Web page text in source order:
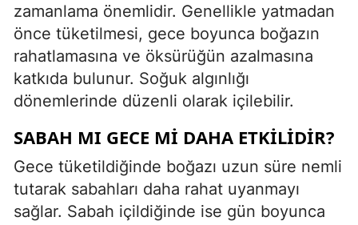
zamanlama önemlidir. Genellikle yatmadan
önce tüketilmesi, gece boyunca boğazın
rahatlamasına ve öksürüğün azalmasına
katkıda bulunur. Soğuk algınlığı
dönemlerinde düzenli olarak içilebilir.
SABAH MI GECE MI DAHA ETKILIDIR?
Gece tüketildiğinde boğazı uzun süre nemli
tutarak sabahları daha rahat uyanmayı
sağlar. Sabah içildiğinde ise gün boyunca